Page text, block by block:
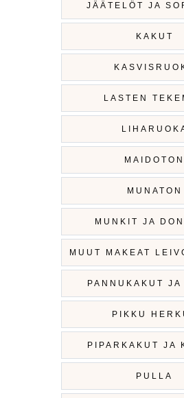
JÄÄTELÖT JA
KAKUT
LASTEN
MAIDOTON
MUNATON
MUNKIT JA
MUUT MAKEAT
PANNUKAKUT JA
PIKKU
PIPARKAKUT JA
PULLA